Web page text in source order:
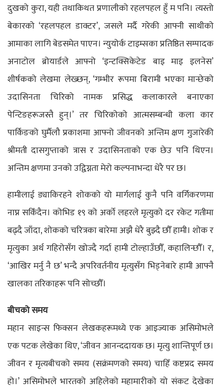
दुखको कुरा, यही तथाकिथत प्रणालीको रहलपहल हुँ म पनि। त्यस्तो
बेकारको ‘रहलपहल डाक्टर’, जसले मर्दै गरेकी आफ्नी साथीको
आमाका लागि बेडसमेत पाएन। न्युयोर्क टाइम्सका प्रतिष्ठित सम्पादक
अनाटोल ब्रोयार्डले आफ्नो ‘इन्टक्सिकेटेड बाइ माइ इलनेस’
शीर्षकको लेखमा लेख्छन्, ‘गम्भीर रूपमा बिरामी भएका मान्छेको
उदासिनता चिरिको नामक प्रसिद्ध कलाकारले बनाएका
पेन्टिङहरूजस्तै हुन्।’ तर चिरिकोको आत्मसम्बन्धी कला कार
पार्किङको घुर्मैलौ प्रकाशमा आफ्नो जीवनको अन्तिम क्षण गुजारेकी
श्रीमती दासगुप्ताको त्रास र उदासिनताको एक छेउ पनि थिएन।
अन्तिम क्षणमा उनको उद्विग्नता मेरो कल्पनाभन्दा धेरै पर छ।
हामीलाई ङ्याकिरहने शोकको यो मार्गलाई कुनै पनि वर्गिकरणमा
नाप्न सकिँदैन। कोभिड १९ को अर्को लहरले मृत्युको दर रकेट गतीमा
बढ्दै जाँदा, शोकको चरित्रका बारेमा अझै धेरै बुझ्दै छौँ हामी। शोक र
मृत्युका अर्थ गहिरोसँग खोज्दै गर्दा हामी टोल्हाउँछौँ, कहालिन्छौँ। र,
‘आखिर मर्नु नै छ’ भन्दै अपरिवर्तनीय मृत्युसँग भिड्नेबारे हामी आफ्नै
खालका तरिकाहरू पनि सोच्छौँ।
बीचको समय
महान साइन्स फिक्सन लेखकहरूमध्ये एक आइज्याक असिमोभले
एक पटक लेखेका थिए, ‘जीवन आनन्ददायक छ। मृत्यु शान्तिपूर्ण छ।
जीवन र मृत्यबीचको समय (सक्रंमणको समय) चाहिँ कष्टप्रद समय
हो।’ असिमोभले भारतको अहिलेको महामारीको यो संकट देखेका